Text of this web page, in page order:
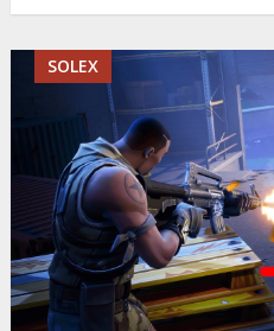
SOLEX